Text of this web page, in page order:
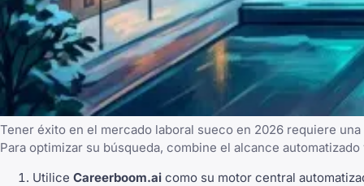
Tener éxito en el mercado laboral sueco en 2026 requiere
Para optimizar su búsqueda, combine el alcance
Utilice Careerboom.ai como su motor central